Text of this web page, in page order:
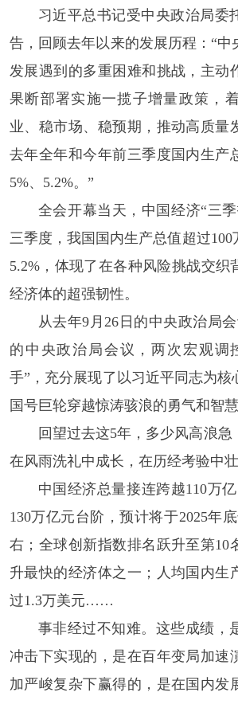
习近平总书记受中央政治局委
告，回顾去年以来的发展历程：“中
发展遇到的多重困难和挑战，主动
果断部署实施一揽子增量政策，
业、稳市场、稳预期，推动高质量
去年全年和今年前三季度国内生产
5%、5.2%。”
全会开幕当天，中国经济“三
三季度，我国国内生产总值超过100
5.2%，体现了在各种风险挑战交织
经济体的超强韧性。
从去年9月26日的中央政治局
的中央政治局会议，两次宏观调
手”，充分展现了以习近平同志为核
国号巨轮穿越惊涛骇浪的勇气和智慧
回望过去这5年，多少风高浪急
在风雨洗礼中成长，在历经考验中壮
中国经济总量接连跨越110万亿
130万亿元台阶，预计将于2025年
右；全球创新指数排名跃升至第10
升最快的经济体之一；人均国内生
过1.3万美元……
事非经过不知难。这些成绩，
冲击下实现的，是在百年变局加速
加严峻复杂下赢得的，是在国内发